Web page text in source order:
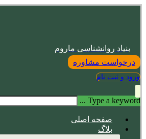
بنیاد روانشناسی ماروم
درخواست مشاوره
ورود و ثبت نام
Type a keyword ...
صفحه اصلی
بلاگ